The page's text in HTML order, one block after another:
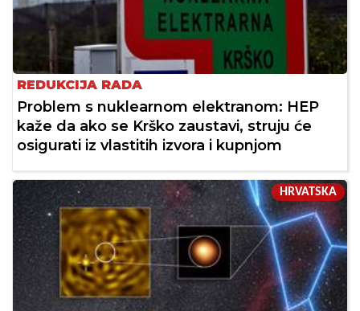
REDUKCIJA RADA
Problem s nuklearnom elektranom: HEP
kaže da ako se Krško zaustavi, struju će
osigurati iz vlastitih izvora i kupnjom
HRVATSKA